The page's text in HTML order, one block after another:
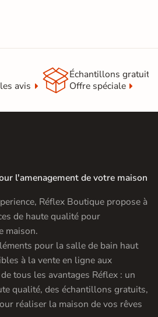
avis
Échantillons gratuit
Offre spéciale
l'amenagement de votre maison
Réflex Boutique propose à
de haute qualité pour
maison.
pour la salle de bain haut
à la vente en ligne aux
tous les avantages Réflex : un
qualité, des échantillons gratuits,
réaliser la maison de vos rêves